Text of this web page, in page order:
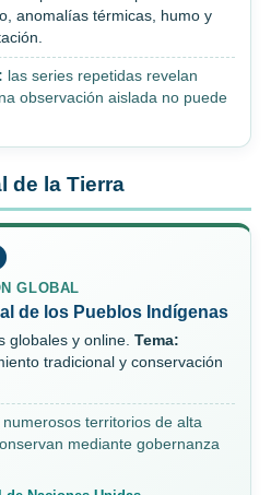
anomalías térmicas, humo y
las series repetidas revelan
observación aislada no puede
de la Tierra
GLOBAL
de los Pueblos Indígenas
globales y online. Tema:
tradicional y conservación
numerosos territorios de alta
mediante gobernanza